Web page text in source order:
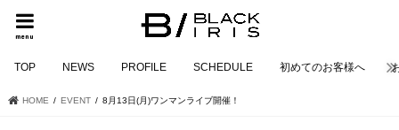
menu
TOP NEWS PROFILE SCHEDULE 初めてのお客様へ
HOME EVENT 8月13日(月)ワンマンライブ開催！